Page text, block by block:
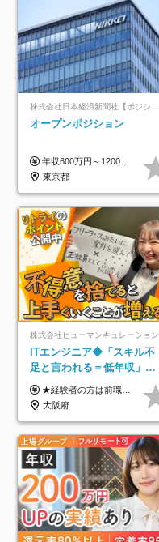
株式会社日本経済新聞社【ポジションマッチ登録】
オープンポジション
年収600万円～1200万円 ※上記年収は、想定年収です。住居費補助、子手当などの各種手当を含む金額です。 ※経験・能力等を考慮の上、当社規定により決定します。
東京都
株式会社ヒューマンキュレーション
ITエンジニア◆「スキル不
足と言われる＝低年収」で
はない！｜ 不安を克服し、
年収アップした社員の実例
★経験者の方は前職の年収以上を保証します ★案件単価を開示した上で80％以上を還元します 月給25万円以上＋賞与年2回 ※経験や能力を考慮の上で優遇します ※試用期間が3ヶ月(その間の給与・待遇・雇用形態に変更はありません) ※月給には月20時間分のみなし残業手当(5万円)を含みます(超過分は別途支給) ★残業平均は月10時間以下ですので、毎月10時間分程度はお得です！
大阪府